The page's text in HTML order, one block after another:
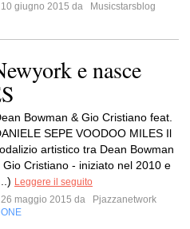
Il 10 giugno 2015 da
Musicstarsblog
e nasce
Bowman & Gio Cristiano feat.
SEPE VOODOO MILES Il
artistico tra Dean Bowman
Gio Cristiano - iniziato nel 2010 e
Leggere il seguito
Il 26 maggio 2015 da
Pjazzanetwork